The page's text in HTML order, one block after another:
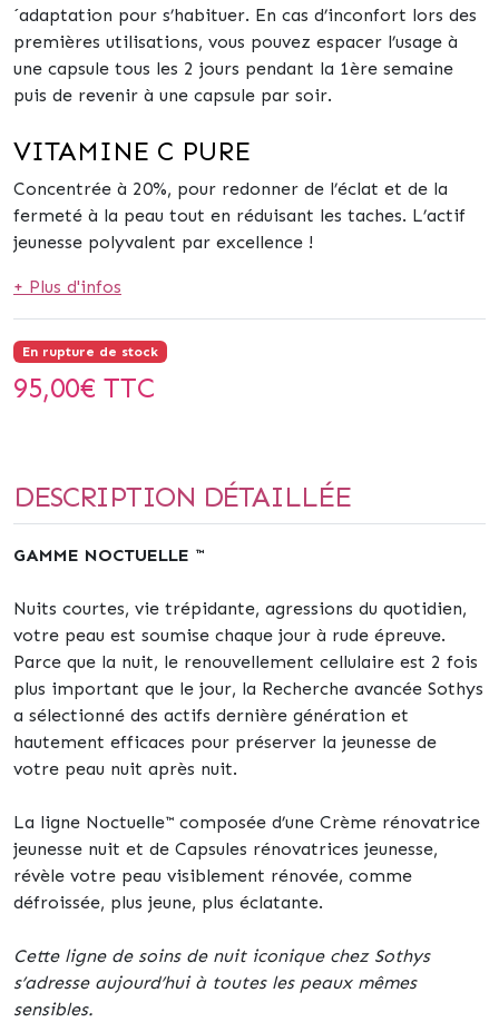
´adaptation pour s’habituer. En cas d’inconfort lors des
premières utilisations, vous pouvez espacer l’usage à
une capsule tous les 2 jours pendant la 1ère semaine
puis de revenir à une capsule par soir.
VITAMINE C PURE
Concentrée à 20%, pour redonner de l’éclat et de la
fermeté à la peau tout en réduisant les taches. L’actif
jeunesse polyvalent par excellence !
+ Plus d'infos
En rupture de stock
95,00€ TTC
DESCRIPTION DÉTAILLÉE
GAMME NOCTUELLE ™
Nuits courtes, vie trépidante, agressions du quotidien,
votre peau est soumise chaque jour à rude épreuve.
Parce que la nuit, le renouvellement cellulaire est 2 fois
plus important que le jour, la Recherche avancée Sothys
a sélectionné des actifs dernière génération et
hautement efficaces pour préserver la jeunesse de
votre peau nuit après nuit.
La ligne Noctuelle™ composée d’une Crème rénovatrice
jeunesse nuit et de Capsules rénovatrices jeunesse,
révèle votre peau visiblement rénovée, comme
défroissée, plus jeune, plus éclatante.
Cette ligne de soins de nuit iconique chez Sothys
s’adresse aujourd’hui à toutes les peaux mêmes
sensibles.